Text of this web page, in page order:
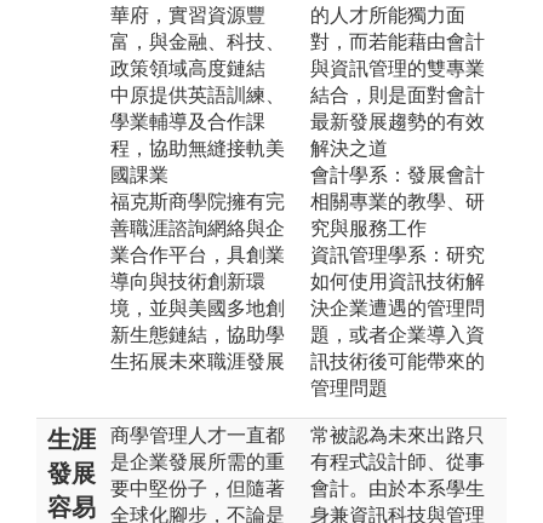
華府，實習資源豐
富，與金融、科技、
政策領域高度鏈結
中原提供英語訓練、
學業輔導及合作課
程，協助無縫接軌美
國課業
福克斯商學院擁有完
善職涯諮詢網絡與企
業合作平台，具創業
導向與技術創新環
境，並與美國多地創
新生態鏈結，協助學
生拓展未來職涯發展
的人才所能獨力面
對，而若能藉由會計
與資訊管理的雙專業
結合，則是面對會計
最新發展趨勢的有效
解決之道
會計學系：發展會計
相關專業的教學、研
究與服務工作
資訊管理學系：研究
如何使用資訊技術解
決企業遭遇的管理問
題，或者企業導入資
訊技術後可能帶來的
管理問題
生涯
發展
容易
商學管理人才一直都
是企業發展所需的重
要中堅份子，但隨著
全球化腳步，不論是
常被認為未來出路只
有程式設計師、從事
會計。由於本系學生
身兼資訊科技與管理